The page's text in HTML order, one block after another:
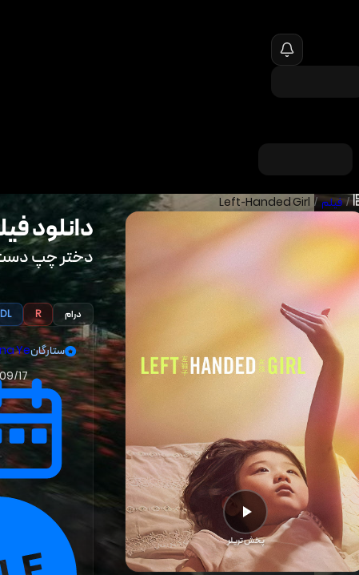
/فیلم/
Left-Handed Girl
دانلود
دختر چپ
پخش تریلر
درام R
ستارگانYe
17